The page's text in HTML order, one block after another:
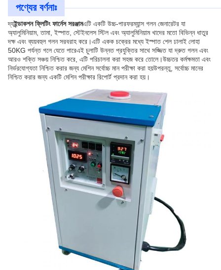
পণ্যের বর্ণনাঃ
দ্যইন্ডাকশন ফ্লিটিং ফার্নেস সরঞ্জামএটি একটি উচ্চ-পারফরম্যান্স গলন জেনারেটর যা
অ্যালুমিনিয়াম, তামা, ইস্পাত, স্টেইনলেস স্টিল এবং অ্যালুমিনিয়াম খাদের মতো বিভিন্ন ধাতুর
দক্ষ এবং ব্যয়বহুল গলন সরবরাহ করে।এটি একক চক্রের মধ্যে ইস্পাত শেল ঢালাই লোহা
50KG পর্যন্ত গলে যেতে পারেএই চুলাটি উন্নত প্রযুক্তির সাথে সজ্জিত যা দ্রুত গলন এবং
আরও শক্তি সঞ্চয় নিশ্চিত করে, এটি পরিচালনা করা সহজ করে তোলে।উচ্চতর কর্মক্ষমতা এবং
নির্ভরযোগ্যতা নিশ্চিত করার জন্য মেশিন সর্বোচ্চ মান পরীক্ষা করা হয়উপরন্তু, সর্বোচ্চ মানের
নিশ্চিত করার জন্য একটি মেশিন পরীক্ষার রিপোর্ট প্রদান করা হয়।